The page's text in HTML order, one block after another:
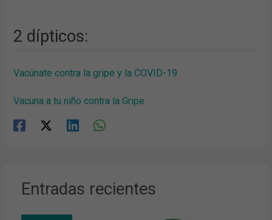
2 dípticos:
Vacúnate contra la gripe y la COVID-19
Vacuna a tu niño contra la Gripe
Entradas recientes